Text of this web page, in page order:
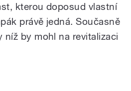
kterou doposud vlastní
právě jedná. Současně
by mohl na revitalizaci